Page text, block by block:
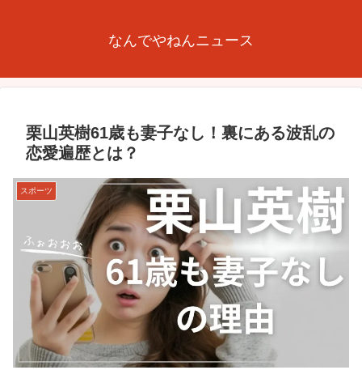
なんでやねんニュース
栗山英樹61歳も妻子なし！裏にある波乱の
恋愛遍歴とは？
スポーツ